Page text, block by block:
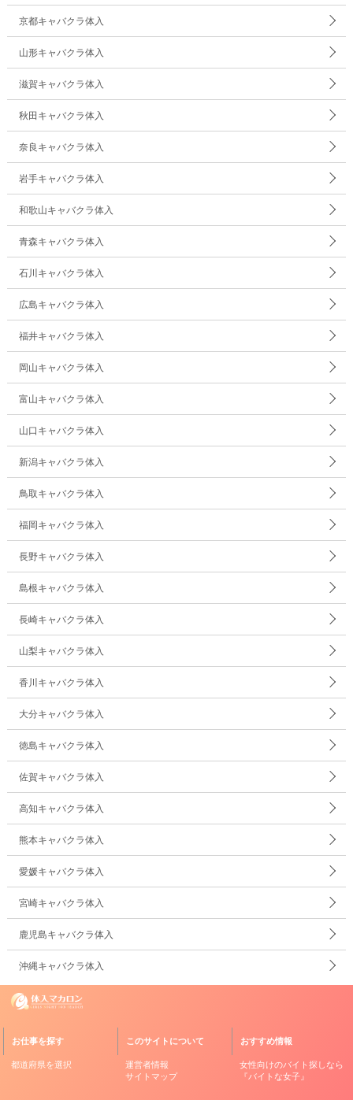
京都キャバクラ体入
山形キャバクラ体入
滋賀キャバクラ体入
秋田キャバクラ体入
奈良キャバクラ体入
岩手キャバクラ体入
和歌山キャバクラ体入
青森キャバクラ体入
石川キャバクラ体入
広島キャバクラ体入
福井キャバクラ体入
岡山キャバクラ体入
富山キャバクラ体入
山口キャバクラ体入
新潟キャバクラ体入
鳥取キャバクラ体入
福岡キャバクラ体入
長野キャバクラ体入
島根キャバクラ体入
長崎キャバクラ体入
山梨キャバクラ体入
香川キャバクラ体入
大分キャバクラ体入
徳島キャバクラ体入
佐賀キャバクラ体入
高知キャバクラ体入
熊本キャバクラ体入
愛媛キャバクラ体入
宮崎キャバクラ体入
鹿児島キャバクラ体入
沖縄キャバクラ体入
お仕事を探す
都道府県を選択
このサイトについて
運営者情報
サイトマップ
おすすめ情報
女性向けのバイト探しなら
『バイトな女子』